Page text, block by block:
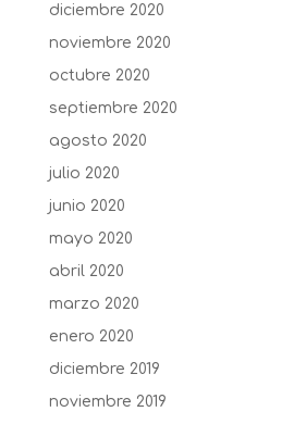
diciembre 2020
noviembre 2020
octubre 2020
septiembre 2020
agosto 2020
julio 2020
junio 2020
mayo 2020
abril 2020
marzo 2020
enero 2020
diciembre 2019
noviembre 2019